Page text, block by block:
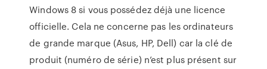
Windows 8 si vous possédez déjà une licence
officielle. Cela ne concerne pas les ordinateurs
de grande marque (Asus, HP, Dell) car la clé de
produit (numéro de série) n’est plus présent sur